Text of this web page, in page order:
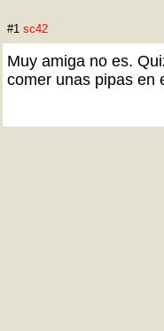
#1 sc42
Muy amiga no es.
comer unas pipas en